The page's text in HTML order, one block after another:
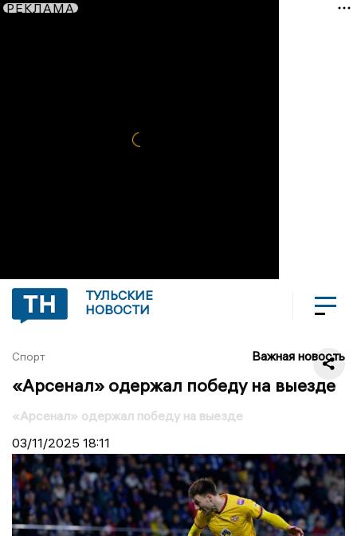
РЕКЛАМА
ТУЛЬСКИЕ
НОВОСТИ
Спорт Важная новость
«Арсенал» одержал победу на выезде
«Арсенал» одержал победу на выезде
03/11/2025 18:11